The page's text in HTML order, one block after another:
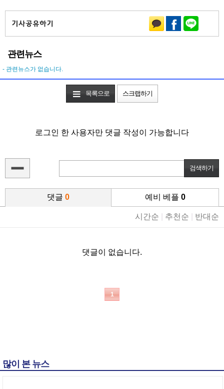
관련뉴스
- 관련뉴스가 없습니다.
목록으로 스크랩하기
로그인 한 사용자만 댓글 작성이 가능합니다
댓글 0 예비 베플 0
시간순 추천순 반대순
댓글이 없습니다.
1
많이 본 뉴스